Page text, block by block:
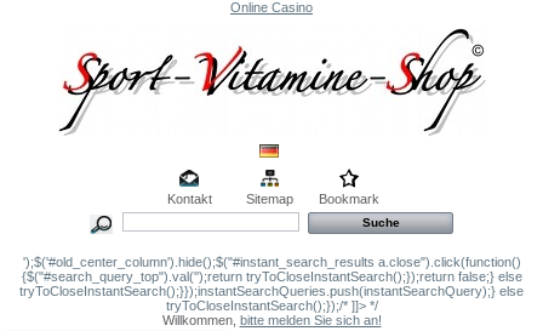
Online Casino
Kontakt Sitemap Bookmark
');$('#old_center_column').hide();$("#instant_search_results a.close").click(function()
{$("#search_query_top").val('');return tryToCloseInstantSearch();});return false;} else
tryToCloseInstantSearch();}});instantSearchQueries.push(instantSearchQuery);} else
tryToCloseInstantSearch();});/* ]]> */
Willkommen, bitte melden Sie sich an!